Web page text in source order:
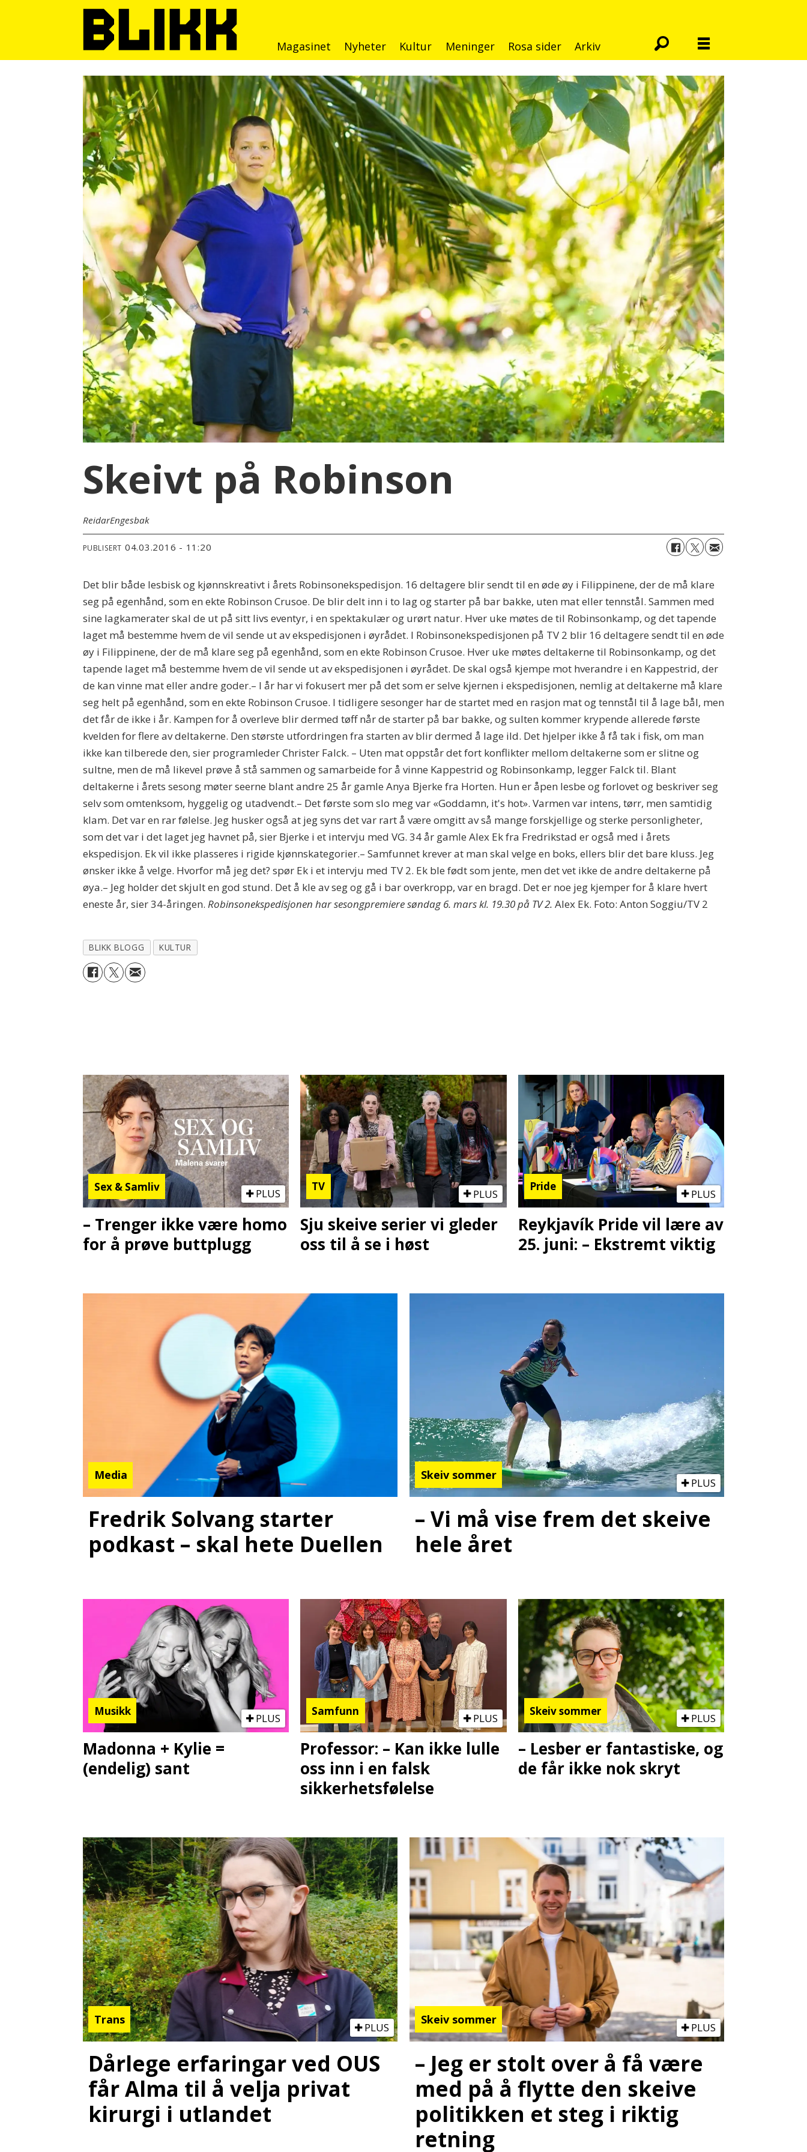
Magasinet Nyheter Kultur Meninger Rosa sider Arkiv
Skeivt på Robinson
ReidarEngesbak
PUBLISERT 04.03.2016 - 11:20
Det blir både lesbisk og kjønnskreativt i årets Robinsonekspedisjon. 16 deltagere blir sendt til en øde øy i Filippinene, der de må klare
seg på egenhånd, som en ekte Robinson Crusoe. De blir delt inn i to lag og starter på bar bakke, uten mat eller tennstål. Sammen med
sine lagkamerater skal de ut på sitt livs eventyr, i en spektakulær og urørt natur. Hver uke møtes de til Robinsonkamp, og det tapende
laget må bestemme hvem de vil sende ut av ekspedisjonen i øyrådet. I Robinsonekspedisjonen på TV 2 blir 16 deltagere sendt til en øde
øy i Filippinene, der de må klare seg på egenhånd, som en ekte Robinson Crusoe. Hver uke møtes deltakerne til Robinsonkamp, og det
tapende laget må bestemme hvem de vil sende ut av ekspedisjonen i øyrådet. De skal også kjempe mot hverandre i en Kappestrid, der
de kan vinne mat eller andre goder.– I år har vi fokusert mer på det som er selve kjernen i ekspedisjonen, nemlig at deltakerne må klare
seg helt på egenhånd, som en ekte Robinson Crusoe. I tidligere sesonger har de startet med en rasjon mat og tennstål til å lage bål, men
det får de ikke i år. Kampen for å overleve blir dermed tøff når de starter på bar bakke, og sulten kommer krypende allerede første
kvelden for flere av deltakerne. Den største utfordringen fra starten av blir dermed å lage ild. Det hjelper ikke å få tak i fisk, om man
ikke kan tilberede den, sier programleder Christer Falck. – Uten mat oppstår det fort konflikter mellom deltakerne som er slitne og
sultne, men de må likevel prøve å stå sammen og samarbeide for å vinne Kappestrid og Robinsonkamp, legger Falck til. Blant
deltakerne i årets sesong møter seerne blant andre 25 år gamle Anya Bjerke fra Horten. Hun er åpen lesbe og forlovet og beskriver seg
selv som omtenksom, hyggelig og utadvendt.– Det første som slo meg var «Goddamn, it's hot». Varmen var intens, tørr, men samtidig
klam. Det var en rar følelse. Jeg husker også at jeg syns det var rart å være omgitt av så mange forskjellige og sterke personligheter,
som det var i det laget jeg havnet på, sier Bjerke i et intervju med VG. 34 år gamle Alex Ek fra Fredrikstad er også med i årets
ekspedisjon. Ek vil ikke plasseres i rigide kjønnskategorier.– Samfunnet krever at man skal velge en boks, ellers blir det bare kluss. Jeg
ønsker ikke å velge. Hvorfor må jeg det? spør Ek i et intervju med TV 2. Ek ble født som jente, men det vet ikke de andre deltakerne på
øya.– Jeg holder det skjult en god stund. Det å kle av seg og gå i bar overkropp, var en bragd. Det er noe jeg kjemper for å klare hvert
eneste år, sier 34-åringen. Robinsonekspedisjonen har sesongpremiere søndag 6. mars kl. 19.30 på TV 2. Alex Ek. Foto: Anton Soggiu/TV 2
BLIKK BLOGG KULTUR
Sex & Samliv
PLUS
– Trenger ikke være homo
for å prøve buttplugg
TV
PLUS
Sju skeive serier vi gleder
oss til å se i høst
Pride
PLUS
Reykjavík Pride vil lære av
25. juni: – Ekstremt viktig
Media
Fredrik Solvang starter
podkast – skal hete Duellen
Skeiv sommer
PLUS
– Vi må vise frem det skeive
hele året
Musikk
PLUS
Madonna + Kylie =
(endelig) sant
Samfunn
PLUS
Professor: – Kan ikke lulle
oss inn i en falsk
sikkerhetsfølelse
Skeiv sommer
PLUS
– Lesber er fantastiske, og
de får ikke nok skryt
Trans
PLUS
Dårlege erfaringar ved OUS
får Alma til å velja privat
kirurgi i utlandet
Skeiv sommer
PLUS
– Jeg er stolt over å få være
med på å flytte den skeive
politikken et steg i riktig
retning